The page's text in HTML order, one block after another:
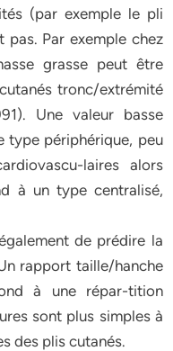
(par exemple le pli
Par exemple chez
grasse peut être
tronc/extrémité
Une valeur basse
type périphérique, peu
laires alors
à un type centralisé,
de prédire la
rapport taille/hanche
à une répar-tition
sont plus simples à
des plis cutanés.